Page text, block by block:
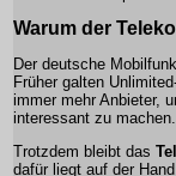
Warum der
Der deutsche
Früher galten
immer mehr Anbieter,
interessant zu machen.
Trotzdem bleibt das
dafür liegt auf der